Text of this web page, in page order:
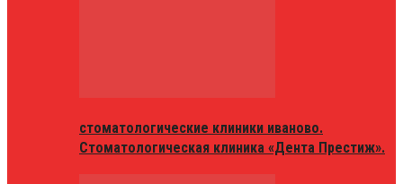
стоматологические клиники иваново.
Стоматологическая клиника «Дента Престиж».